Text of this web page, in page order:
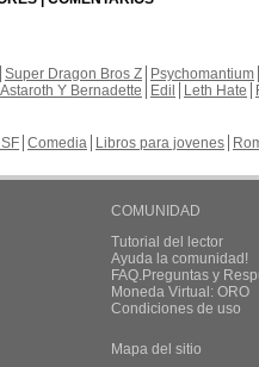
Super Dragon Bros Z Psychomantium
Astaroth Y Bernadette Edil Leth Hate
Comedia Libros para jovenes
COMUNIDAD
Tutorial del lector
Ayuda la comunidad!
FAQ.Preguntas y
Moneda Virtual: ORO
Condiciones de uso
Mapa del sitio